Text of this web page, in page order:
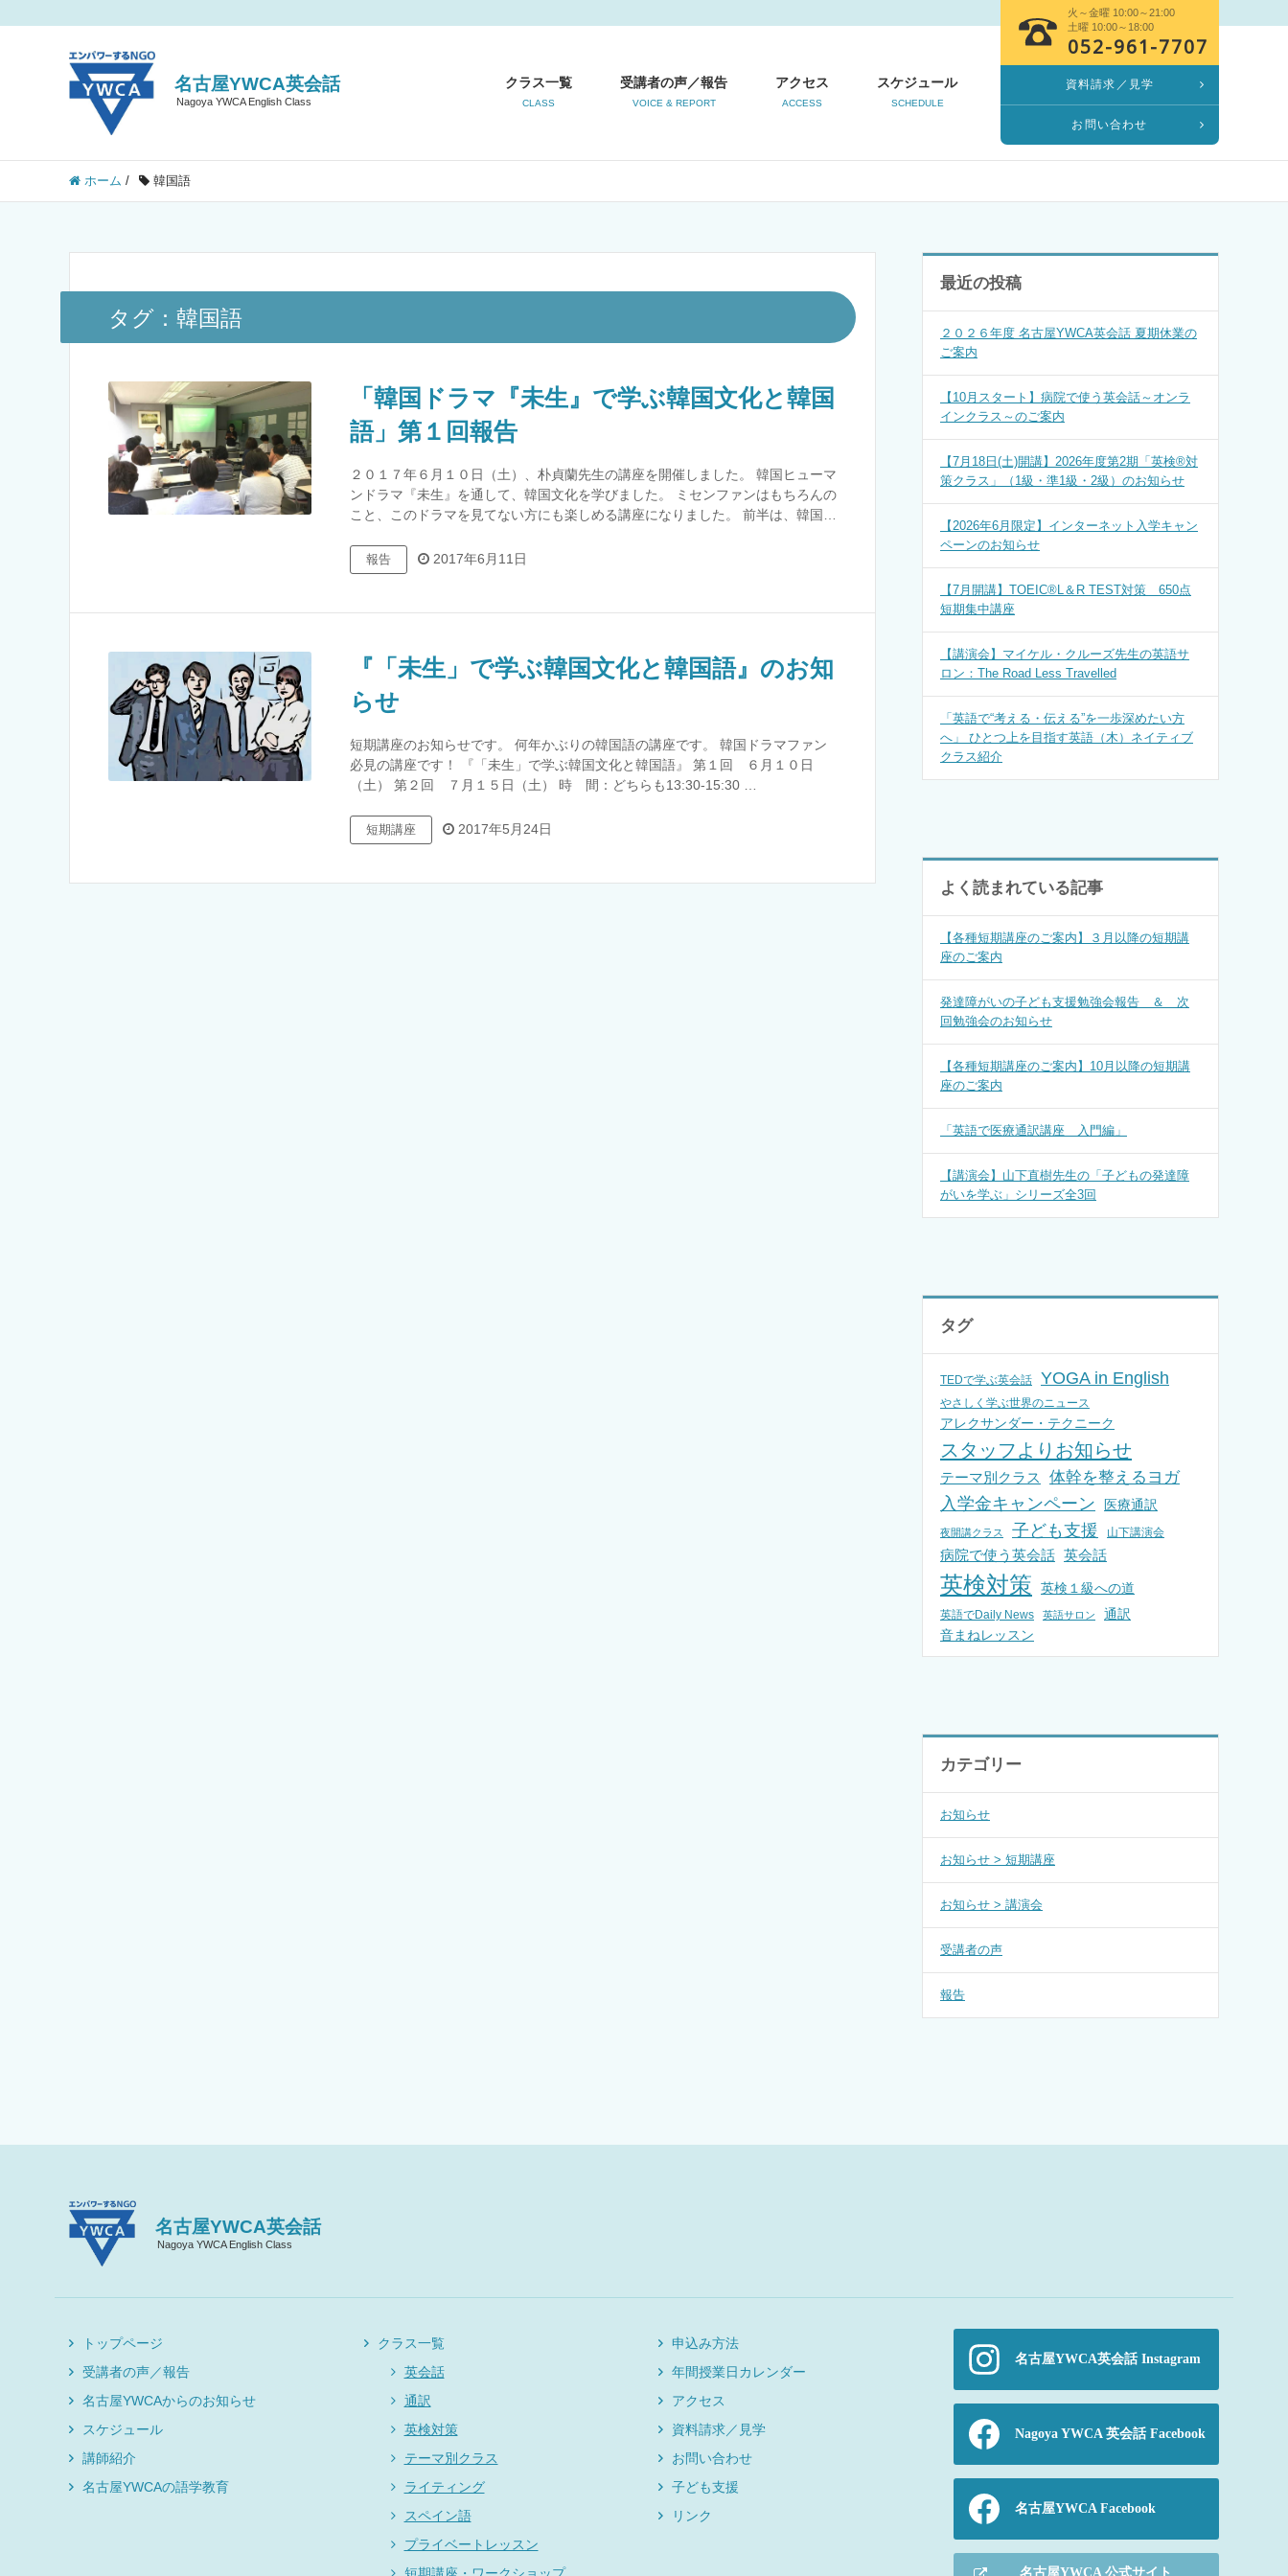
名古屋YWCA英会話
Nagoya YWCA English Class
火～金曜 10:00～21:00
土曜 10:00～18:00
052-961-7707
資料請求／見学
お問い合わせ
クラス一覧
CLASS
受講者の声／報告
VOICE & REPORT
アクセス
ACCESS
スケジュール
SCHEDULE
ホーム / 韓国語
タグ：韓国語
「韓国ドラマ『未生』で学ぶ韓国文化と韓国
語」第１回報告
２０１７年６月１０日（土）、朴貞蘭先生の講座を開催しました。 韓国ヒューマ
ンドラマ『未生』を通して、韓国文化を学びました。 ミセンファンはもちろんの
こと、このドラマを見てない方にも楽しめる講座になりました。 前半は、韓国…
報告 2017年6月11日
『「未生」で学ぶ韓国文化と韓国語』のお知
らせ
短期講座のお知らせです。 何年かぶりの韓国語の講座です。 韓国ドラマファン
必見の講座です！ 『「未生」で学ぶ韓国文化と韓国語』 第１回 ６月１０日
（土） 第２回 ７月１５日（土） 時 間：どちらも13:30-15:30 …
短期講座 2017年5月24日
最近の投稿
２０２６年度 名古屋YWCA英会話 夏期休業の
ご案内
【10月スタート】病院で使う英会話～オンラ
インクラス～のご案内
【7月18日(土)開講】2026年度第2期「英検®対
策クラス」（1級・準1級・2級）のお知らせ
【2026年6月限定】インターネット入学キャン
ペーンのお知らせ
【7月開講】TOEIC®L＆R TEST対策 650点
短期集中講座
【講演会】マイケル・クルーズ先生の英語サ
ロン：The Road Less Travelled
「英語で“考える・伝える”を一歩深めたい方
へ」 ひとつ上を目指す英語（木）ネイティブ
クラス紹介
よく読まれている記事
【各種短期講座のご案内】３月以降の短期講
座のご案内
発達障がいの子ども支援勉強会報告 ＆ 次
回勉強会のお知らせ
【各種短期講座のご案内】10月以降の短期講
座のご案内
「英語で医療通訳講座 入門編」
【講演会】山下直樹先生の「子どもの発達障
がいを学ぶ」シリーズ全3回
タグ
TEDで学ぶ英会話 YOGA in English
やさしく学ぶ世界のニュース
アレクサンダー・テクニーク
スタッフよりお知らせ
テーマ別クラス 体幹を整えるヨガ
入学金キャンペーン 医療通訳
夜開講クラス 子ども支援 山下講演会
病院で使う英会話 英会話
英検対策 英検１級への道
英語でDaily News 英語サロン
通訳
音まねレッスン
カテゴリー
お知らせ
お知らせ > 短期講座
お知らせ > 講演会
受講者の声
報告
名古屋YWCA英会話
Nagoya YWCA English Class
トップページ
受講者の声／報告
名古屋YWCAからのお知らせ
スケジュール
講師紹介
名古屋YWCAの語学教育
クラス一覧
英会話
通訳
英検対策
テーマ別クラス
ライティング
スペイン語
プライベートレッスン
短期講座・ワークショップ
申込み方法
年間授業日カレンダー
アクセス
資料請求／見学
お問い合わせ
子ども支援
リンク
名古屋YWCA英会話 Instagram
Nagoya YWCA 英会話 Facebook
名古屋YWCA Facebook
名古屋YWCA 公式サイト